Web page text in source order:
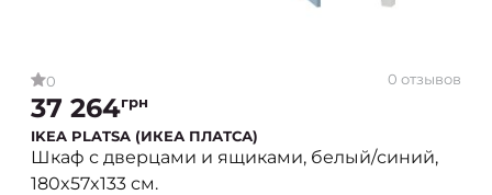
0 0 отзывов
37 264грн
IKEA PLATSA (ИКЕА ПЛАТСА)
Шкаф с дверцами и ящиками, белый/синий,
180x57x133 см.